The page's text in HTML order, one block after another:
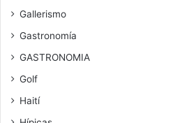
Gallerismo
Gastronomía
GASTRONOMIA
Golf
Haití